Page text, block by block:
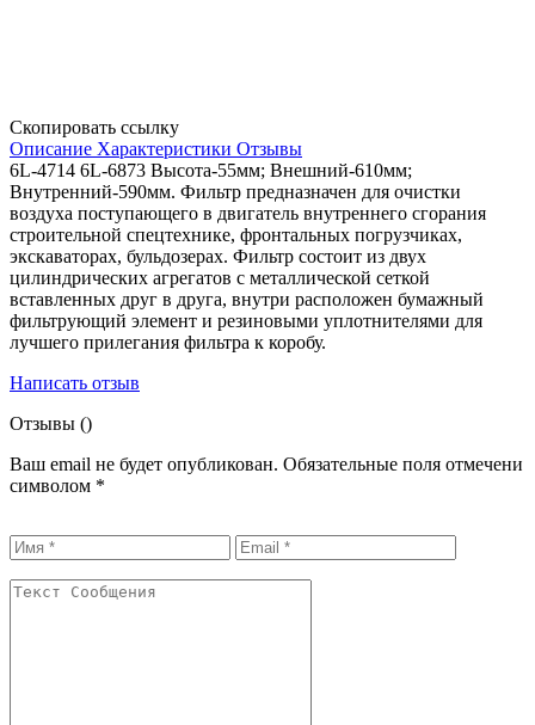
Скопировать ссылку
Описание Характеристики Отзывы
6L-4714 6L-6873 Высота-55мм; Внешний-610мм;
Внутренний-590мм. Фильтр предназначен для очистки
воздуха поступающего в двигатель внутреннего сгорания
строительной спецтехнике, фронтальных погрузчиках,
экскаваторах, бульдозерах. Фильтр состоит из двух
цилиндрических агрегатов с металлической сеткой
вставленных друг в друга, внутри расположен бумажный
фильтрующий элемент и резиновыми уплотнителями для
лучшего прилегания фильтра к коробу.
Написать отзыв
Отзывы ()
Ваш email не будет опубликован. Обязательные поля отмечени
символом *